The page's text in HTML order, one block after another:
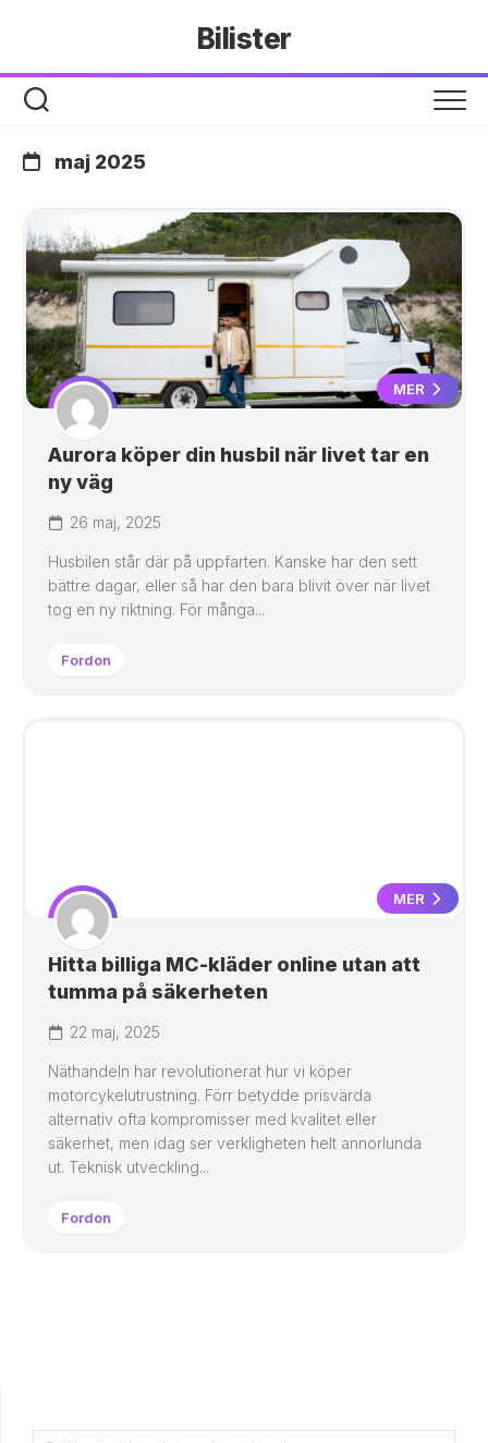
Bilister
maj 2025
MER
Aurora köper din husbil när livet tar en
ny väg
26 maj, 2025
Husbilen står där på uppfarten. Kanske har den sett
bättre dagar, eller så har den bara blivit över när livet
tog en ny riktning. För många...
Fordon
MER
Hitta billiga MC-kläder online utan att
tumma på säkerheten
22 maj, 2025
Näthandeln har revolutionerat hur vi köper
motorcykelutrustning. Förr betydde prisvärda
alternativ ofta kompromisser med kvalitet eller
säkerhet, men idag ser verkligheten helt annorlunda
ut. Teknisk utveckling...
Fordon